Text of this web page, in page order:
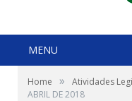
MENU
Home » Atividades
ABRIL DE 2018